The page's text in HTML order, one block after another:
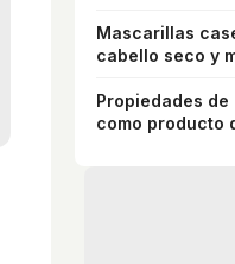
Mascarillas
cabello seco y
Propiedades
como producto